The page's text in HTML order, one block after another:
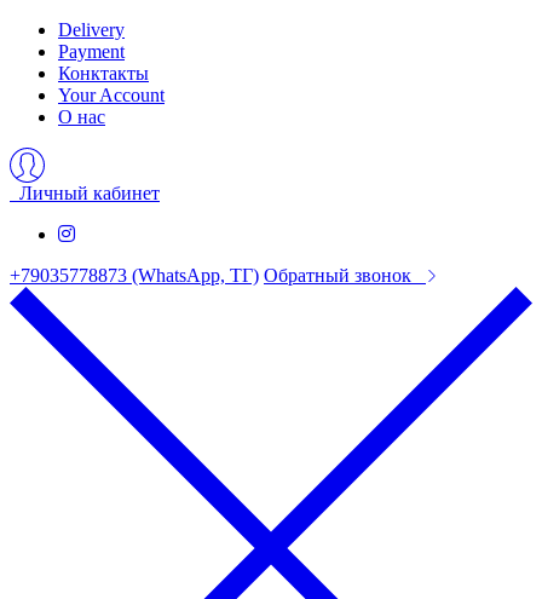
Delivery
Payment
Конктакты
Your Account
О нас
Личный кабинет
+79035778873 (WhatsApp, ТГ) Обратный звонок